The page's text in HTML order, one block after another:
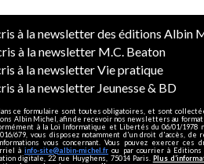
à la newsletter des éditions Albin
à la newsletter M.C. Beaton
à la newsletter Vie pratique
à la newsletter Jeunesse & BD
ce formulaire sont toutes obligatoires, et sont
Albin Michel, afin de recevoir nos newsletters au
à la Loi Informatique et Libertés du 06/01/1978
679, vous disposez notamment d'un droit d'accès, de
vous concernant. Vous pouvez exercer ces
àinfo-site@albin-michel.fr ou par courrier à Editions
digitale, 22 rue Huyghens, 75014 Paris. Plus